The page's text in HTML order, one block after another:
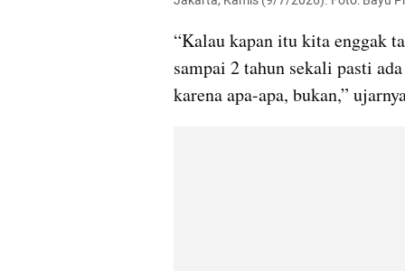
“Kalau kapan itu kita enggak
sampai 2 tahun sekali pasti
karena apa-apa, bukan,”